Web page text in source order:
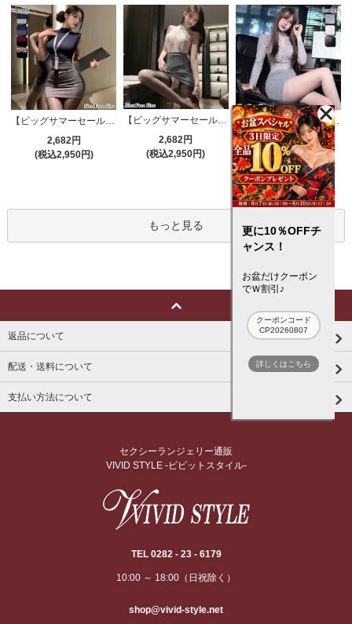
【ビッグサマーセール対象品】セクシーコスプレ(SEXYCOSPLAY) 4421
2,682円
(税込2,950円)
【ビッグサマーセール対象品】セクシーコスプレ(SEXYCOSPLAY) 4191
2,682円
(税込2,950円)
【ビッグサマーセール対象品】セクシーコスプレ(SEXYCOSPLAY) 4173
3,132円
(税込3,445円)
もっと見る
返品について
配送・送料について
支払い方法について
セクシーランジェリー通販
VIVID STYLE -ビビットスタイル-
TEL 0282 - 23 - 6179
10:00 ～ 18:00（日祝除く）
shop@vivid-style.net
更に10％OFFチ
ャンス！
お盆だけクーポン
でＷ割引♪
クーポンコード
CP20260807
詳しくはこちら